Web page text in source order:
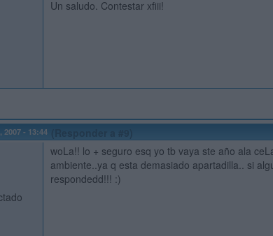
Un saludo. Contestar xfiii!
2007 - 13:44
woLa!! lo + seguro esq yo tb vaya ste año ala
ambiente..ya q esta demasiado apartadilla.. si
respondedd!!! :)